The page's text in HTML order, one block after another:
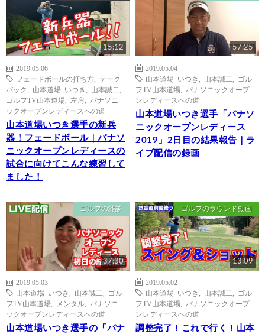
15:12
2019.05.06
フェードボールの打ち方
テーク
バック
山本道場 いつき 山本誠二
ゴルフTV山本道場
左肩
パナソニ
ックオープンレディースへの道
山本道場いつき選手の新兵
器！フェードボール｜パナソ
ニックオープンレディースの
試合に向けてこんな練習して
ました！
57:25
2019.05.04
山本道場 いつき
山本誠二
ゴル
フTV山本道場
パナソニックオープ
ンレディースへの道
山本道場いつき選手「パナソ
ニックオープンレディース
2019」2日目の結果報告｜ラ
イブ配信の録画
ゴルフの雑談
37:30
2019.05.03
山本道場 いつき
山本誠二
ゴル
フTV山本道場
メンタル
パナソニ
ックオープンレディースへの道
山本道場いつき選手の「パナ
ゴルフのラウンド動画
13:09
2019.05.02
山本道場 いつき
山本誠二
ゴル
フTV山本道場
パナソニックオープ
ンレディースへの道
調整完了！これで行く！山本